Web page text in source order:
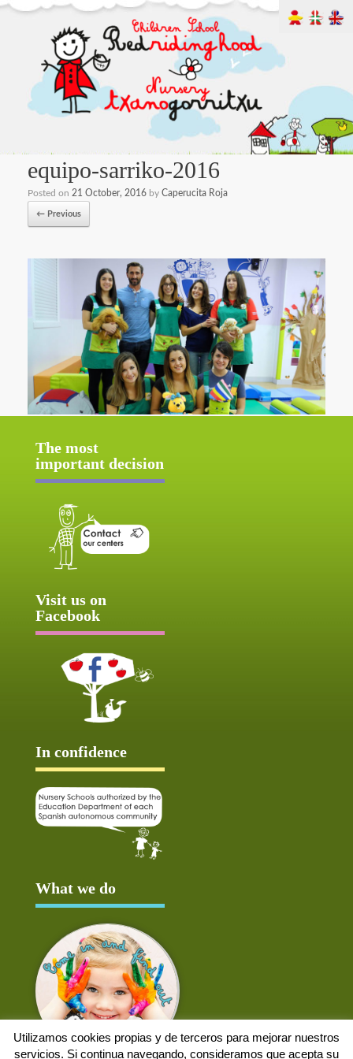
equipo-sarriko-2016
Posted on 21 October, 2016 by Caperucita Roja
← Previous
The most
important decision
Visit us on
Facebook
In confidence
What we do
Utilizamos cookies propias y de terceros para mejorar nuestros
servicios. Si continua navegando, consideramos que acepta su